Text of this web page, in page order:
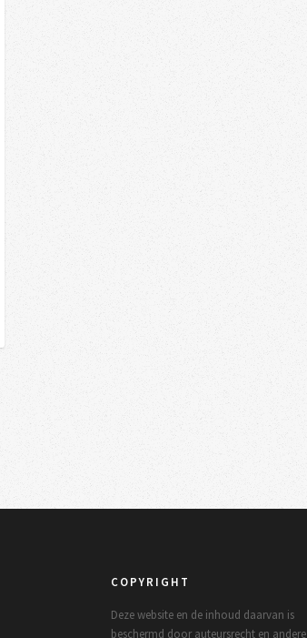
COPYRIGHT
Deze website en de inhoud daarvan is
beschermd door auteursrecht en andere